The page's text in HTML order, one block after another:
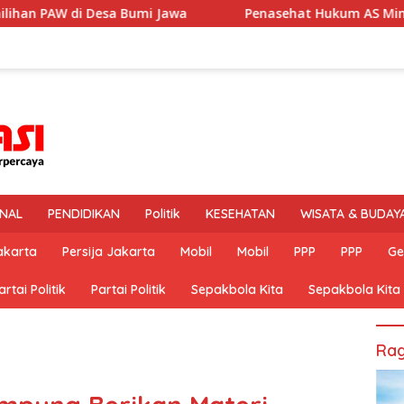
Penasehat Hukum AS Minta Kliennya Dikontrol
PENDIDIKAN Politik KESEHATAN WISATA &
Persija Jakarta Mobil Mobil PPP PPP
Politik Partai Politik Sepakbola Kita Sepakbola Kita